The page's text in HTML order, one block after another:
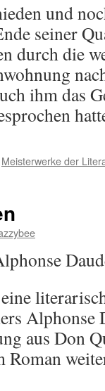
und
seiner
durch die
ihm das
Meisterwerke der
Alphonse
aus Don
Roman